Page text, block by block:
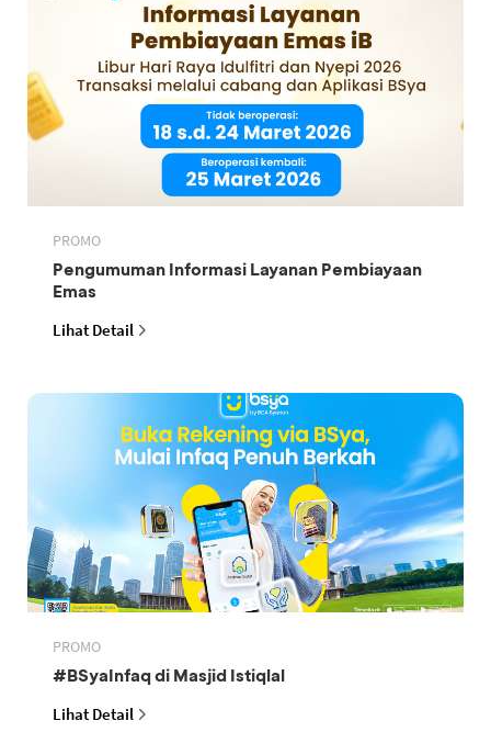
PROMO
Pengumuman Informasi Layanan Pembiayaan
Emas
Lihat Detail
PROMO
#BSyaInfaq di Masjid Istiqlal
Lihat Detail